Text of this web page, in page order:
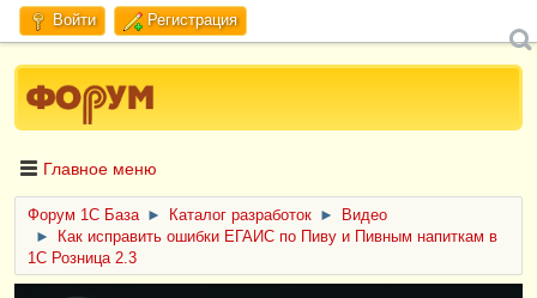
Войти Регистрация
Главное меню
Форум 1C База ► Каталог разработок ►
Видео
►
Как исправить ошибки ЕГАИС по Пиву и Пивным напиткам в
1С Розница 2.3